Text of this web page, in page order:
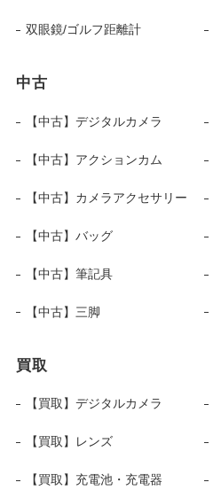
双眼鏡/ゴルフ距離計
中古
【中古】デジタルカメラ
【中古】アクションカム
【中古】カメラアクセサリー
【中古】バッグ
【中古】筆記具
【中古】三脚
買取
【買取】デジタルカメラ
【買取】レンズ
【買取】充電池・充電器